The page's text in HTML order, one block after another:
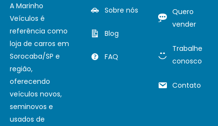
A Marinho
Veículos é
referência como
loja de carros em
Sorocaba/SP e
região,
oferecendo
veículos novos,
seminovos e
usados de
Sobre nós
Blog
FAQ
Quero
vender
Trabalhe
conosco
Contato